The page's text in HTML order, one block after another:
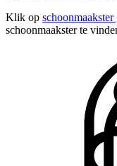
Klik op schoonmaakster
schoonmaakster te